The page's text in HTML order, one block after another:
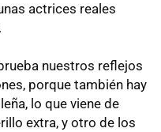
actrices reales
nuestros reflejos
porque también hay
lo que viene de
extra, y otro de los